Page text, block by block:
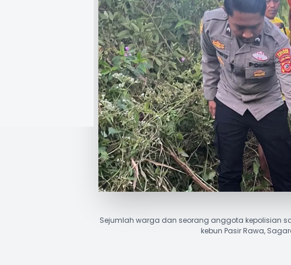
Sejumlah warga dan seorang anggota kepolisian
kebun Pasir Rawa,